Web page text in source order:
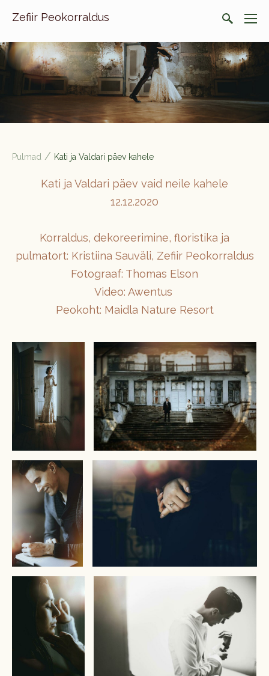
Zefiir Peokorraldus
Pulmad / Kati ja Valdari päev kahele
Kati ja Valdari päev vaid neile kahele
12.12.2020
Korraldus, dekoreerimine, floristika ja
pulmatort: Kristiina Sauväli, Zefiir Peokorraldus
Fotograaf: Thomas Elson
Video: Awentus
Peokoht: Maidla Nature Resort